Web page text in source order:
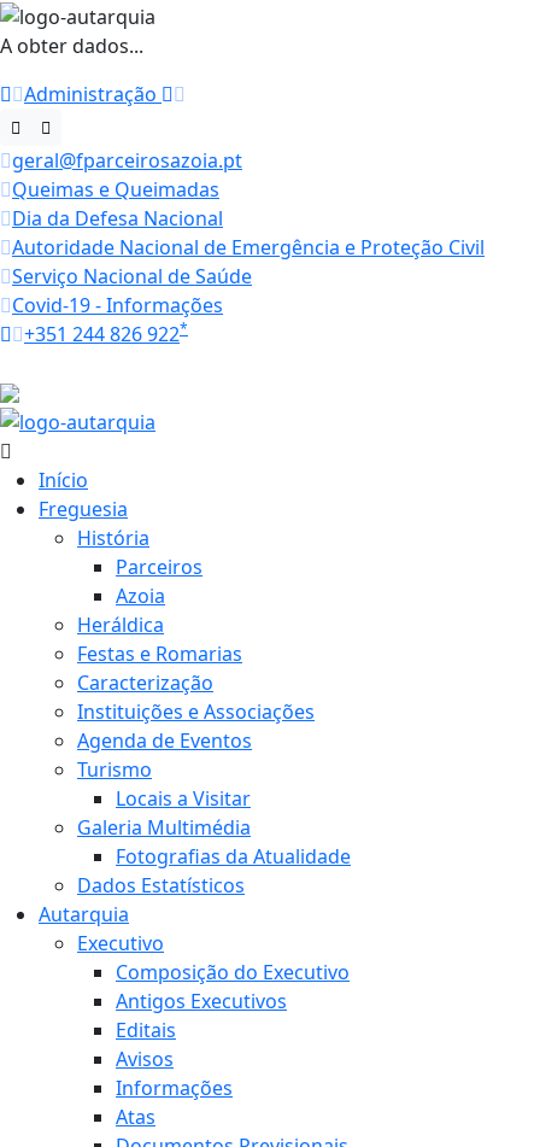
A obter dados...
Administração
geral@fparceirosazoia.pt
Queimas e Queimadas
Dia da Defesa Nacional
Autoridade Nacional de Emergência e Proteção Civil
Serviço Nacional de Saúde
Covid-19 - Informações
+351 244 826 922*
Início
Freguesia
História
Parceiros
Azoia
Heráldica
Festas e Romarias
Caracterização
Instituições e Associações
Agenda de Eventos
Turismo
Locais a Visitar
Galeria Multimédia
Fotografias da Atualidade
Dados Estatísticos
Autarquia
Executivo
Composição do Executivo
Antigos Executivos
Editais
Avisos
Informações
Atas